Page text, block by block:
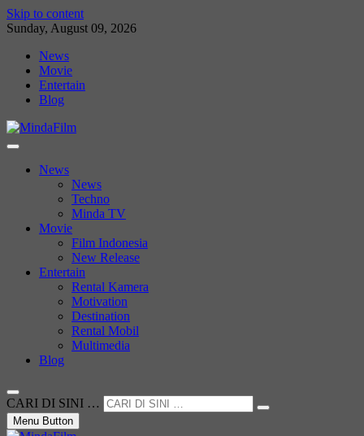
Skip to content
Sunday, August 09, 2026
News
Movie
Entertain
Blog
News
News
Techno
Minda TV
Movie
Film Indonesia
New Release
Entertain
Rental Kamera
Motivation
Destination
Rental Mobil
Multimedia
Blog
CARI DI SINI …
Menu Button